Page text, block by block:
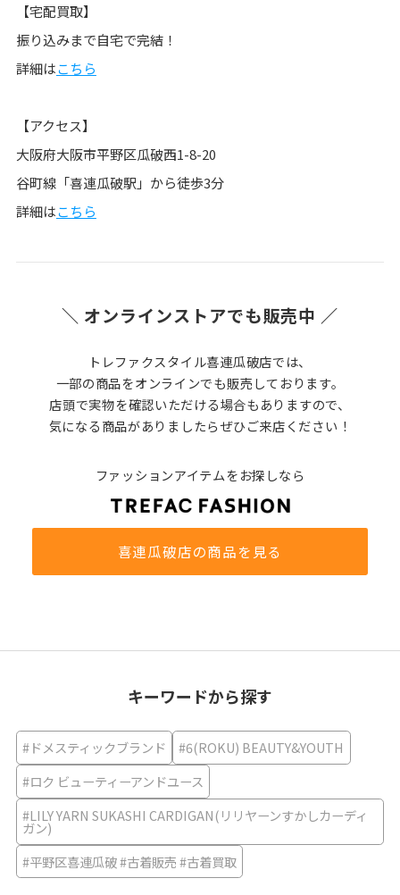
【宅配買取】
振り込みまで自宅で完結！
詳細はこちら
【アクセス】
大阪府大阪市平野区瓜破西1-8-20
谷町線「喜連瓜破駅」から徒歩3分
詳細はこちら
＼ オンラインストアでも販売中 ／
トレファクスタイル喜連瓜破店では、
一部の商品をオンラインでも販売しております。
店頭で実物を確認いただける場合もありますので、
気になる商品がありましたらぜひご来店ください！
ファッションアイテムをお探しなら
喜連瓜破店の商品を見る
キーワードから探す
#ドメスティックブランド
#6(ROKU) BEAUTY&YOUTH
#ロク ビューティーアンドユース
#LILY YARN SUKASHI CARDIGAN(リリヤーンすかしカーディ
ガン)
#平野区喜連瓜破 #古着販売 #古着買取